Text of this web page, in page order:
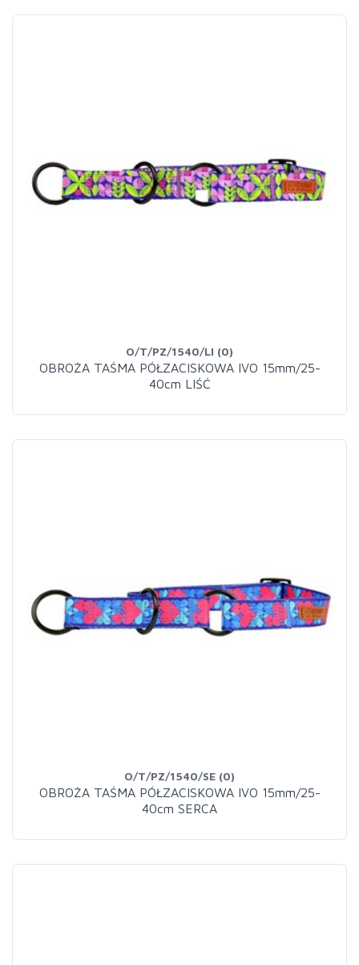
O/T/PZ/1540/LI (0)
OBROŻA TAŚMA PÓŁZACISKOWA IVO 15mm/25-
40cm LIŚĆ
O/T/PZ/1540/SE (0)
OBROŻA TAŚMA PÓŁZACISKOWA IVO 15mm/25-
40cm SERCA